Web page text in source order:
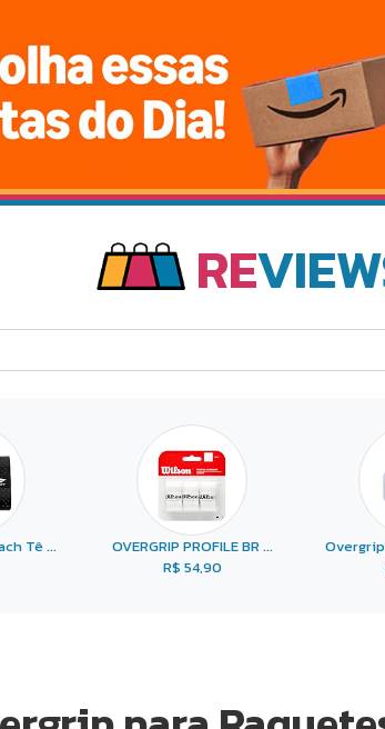
RE
Tê ...
OVERGRIP PROFILE BR ...
R$ 54,90